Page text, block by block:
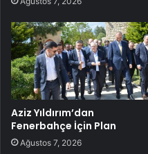
Aziz Yıldırım’dan
Fenerbahçe İçin Plan
Ağustos 7, 2026